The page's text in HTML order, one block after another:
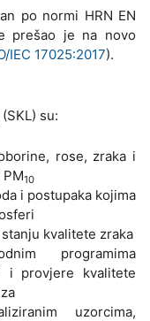
po normi HRN EN
prešao je na novo
IEC 17025:2017).
su:
rose, zraka i
PM10
i postupaka kojima
kvalitete zraka
programima
i provjere kvalitete
uzorcima,